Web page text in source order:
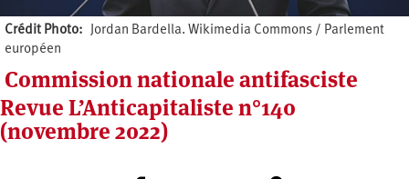
Crédit Photo
Jordan Bardella. Wikimedia Commons / Parlement
européen
Commission nationale antifasciste
Revue L’Anticapitaliste n°140
(novembre 2022)